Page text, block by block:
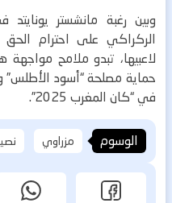
وبين رغبة مانشستر
الركراكي على احترام الحق
لاعبيها، تبدو ملامح مواجهة
حماية مصلحة “أسود الأطلس”
في “كان المغرب 2025”.
الوسوم مزراوي